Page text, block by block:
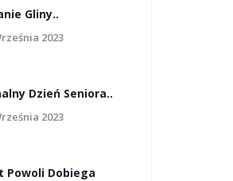
Gliny..
2023
Dzień Seniora..
2023
Powoli Dobiega